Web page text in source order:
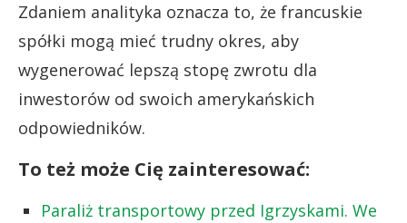
Zdaniem analityka oznacza to, że francuskie
spółki mogą mieć trudny okres, aby
wygenerować lepszą stopę zwrotu dla
inwestorów od swoich amerykańskich
odpowiedników.
To też może Cię zainteresować:
Paraliż transportowy przed Igrzyskami. We